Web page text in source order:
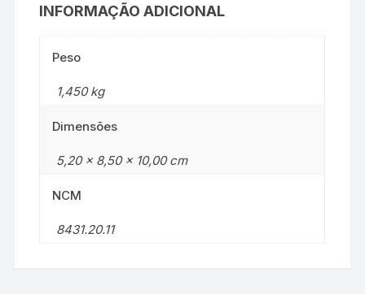
INFORMAÇÃO ADICIONAL
Peso
1,450 kg
Dimensões
5,20 × 8,50 × 10,00 cm
NCM
8431.20.11